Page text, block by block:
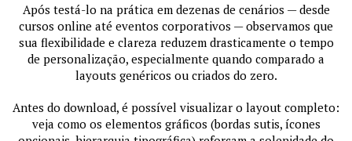
Após testá-lo na prática em dezenas de cenários — desde
cursos online até eventos corporativos — observamos que
sua flexibilidade e clareza reduzem drasticamente o tempo
de personalização, especialmente quando comparado a
layouts genéricos ou criados do zero.
Antes do download, é possível visualizar o layout completo:
veja como os elementos gráficos (bordas sutis, ícones